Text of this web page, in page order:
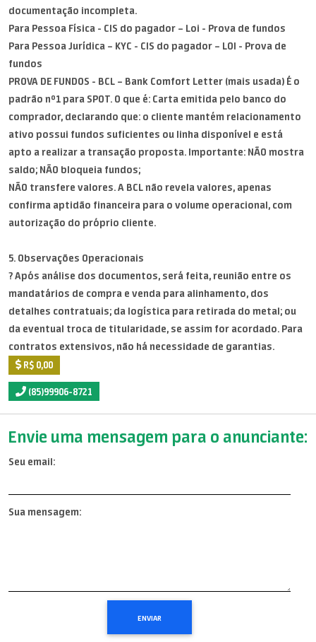
documentação incompleta.
Para Pessoa Física - CIS do pagador – Loi - Prova de fundos
Para Pessoa Jurídica – KYC - CIS do pagador – LOI - Prova de
fundos
PROVA DE FUNDOS - BCL – Bank Comfort Letter (mais usada) É o
padrão nº1 para SPOT. O que é: Carta emitida pelo banco do
comprador, declarando que: o cliente mantém relacionamento
ativo possui fundos suficientes ou linha disponível e está
apto a realizar a transação proposta. Importante: NÃO mostra
saldo; NÃO bloqueia fundos;
NÃO transfere valores. A BCL não revela valores, apenas
confirma aptidão financeira para o volume operacional, com
autorização do próprio cliente.
5. Observações Operacionais
? Após análise dos documentos, será feita, reunião entre os
mandatários de compra e venda para alinhamento, dos
detalhes contratuais; da logística para retirada do metal; ou
da eventual troca de titularidade, se assim for acordado. Para
contratos extensivos, não há necessidade de garantias.
R$ 0,00
(85)99906-8721
Envie uma mensagem para o anunciante:
Seu email:
Sua mensagem: